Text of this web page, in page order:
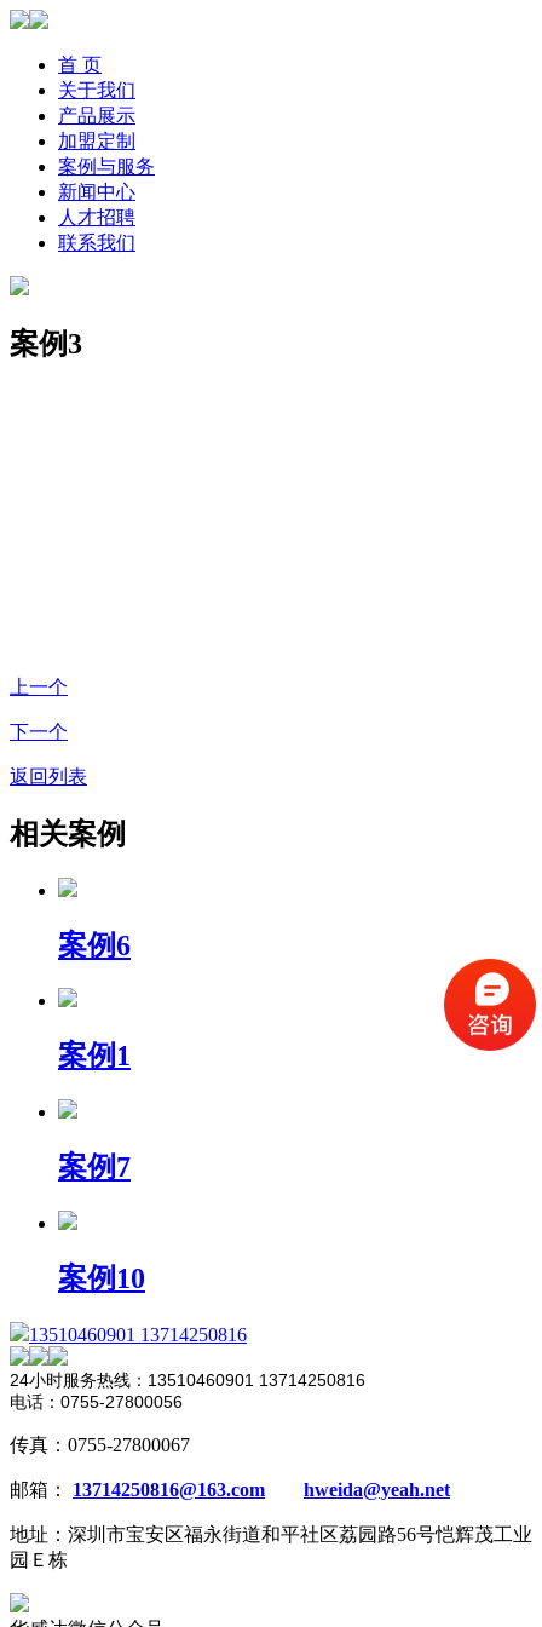
首 页
关于我们
产品展示
加盟定制
案例与服务
新闻中心
人才招聘
联系我们
案例3
上一个
下一个
返回列表
相关案例
案例6
案例1
案例7
案例10
13510460901 13714250816
24小时服务热线：13510460901 13714250816
电话：0755-27800056
传真：0755-27800067
邮箱： 13714250816@163.com hweida@yeah.net
地址：深圳市宝安区福永街道和平社区荔园路56号恺辉茂工业
园Ｅ栋